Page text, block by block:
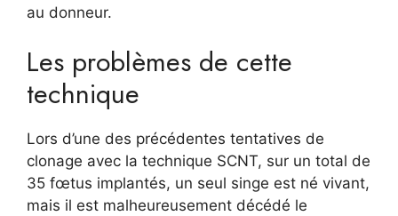
au donneur.
Les problèmes de cette
technique
Lors d’une des précédentes tentatives de
clonage avec la technique SCNT, sur un total de
35 fœtus implantés, un seul singe est né vivant,
mais il est malheureusement décédé le